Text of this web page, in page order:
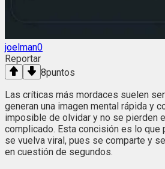
joelman0
Reportar
8puntos
Las críticas más mordaces suelen
generan una imagen mental rápida y
imposible de olvidar y no se pierden
complicado. Esta concisión es lo que
se vuelva viral, pues se comparte y
en cuestión de segundos.